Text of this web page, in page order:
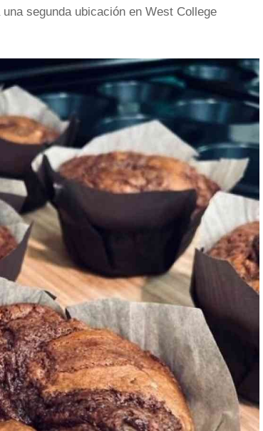
segunda ubicación en West College